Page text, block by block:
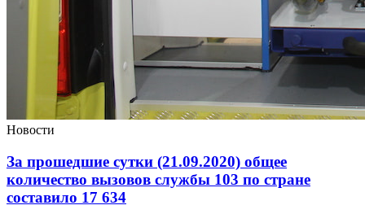
Новости
За прошедшие сутки (21.09.2020) общее
количество вызовов службы 103 по стране
составило 17 634